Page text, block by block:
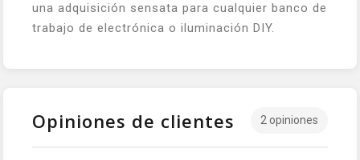
una adquisición sensata para cualquier banco de
trabajo de electrónica o iluminación DIY.
Opiniones de clientes 2 opiniones